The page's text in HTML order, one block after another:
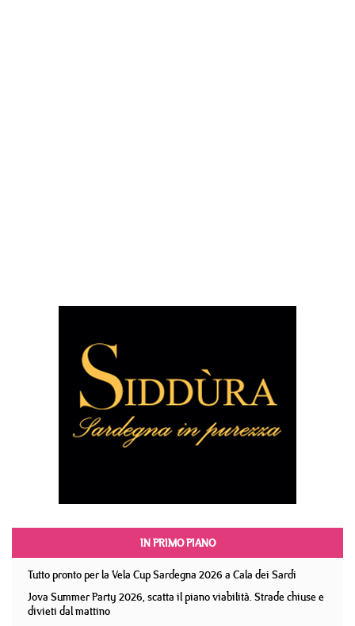
IN PRIMO PIANO
Tutto pronto per la Vela Cup Sardegna 2026 a Cala dei Sardi
Jova Summer Party 2026, scatta il piano viabilità. Strade chiuse e
divieti dal mattino